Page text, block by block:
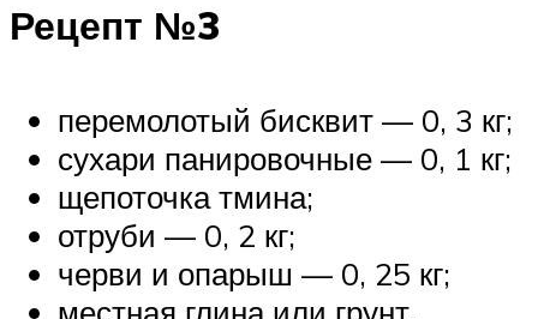
Рецепт №3
перемолотый бисквит — 0, 3 кг;
сухари панировочные — 0, 1 кг;
щепоточка тмина;
отруби — 0, 2 кг;
черви и опарыш — 0, 25 кг;